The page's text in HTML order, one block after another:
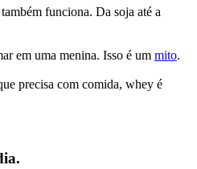
funciona. Da soja até a
em uma menina. Isso é um mito.
precisa com comida, whey é